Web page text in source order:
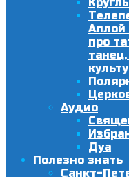
Аллой
про
Аудио
Дуа
Полезно знать
Санкт-